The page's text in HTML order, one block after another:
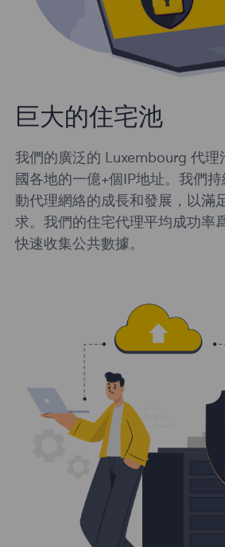
巨大的住宅池
我們的廣泛的 Luxembourg 代理
國各地的一億+個IP地址。我們
動代理網絡的成長和發展，以滿
求。我們的住宅代理平均成功率
快速收集公共數據。